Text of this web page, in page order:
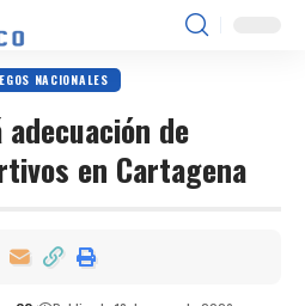
NACIONALES
de
en Cartagena